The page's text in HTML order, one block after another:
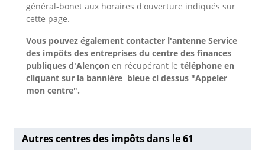
général-bonet aux horaires d'ouverture indiqués sur
cette page.
Vous pouvez également contacter l'antenne Service
des impôts des entreprises du centre des finances
publiques d'Alençon en récupérant le téléphone en
cliquant sur la bannière bleue ci dessus "Appeler
mon centre".
Autres centres des impôts dans le 61